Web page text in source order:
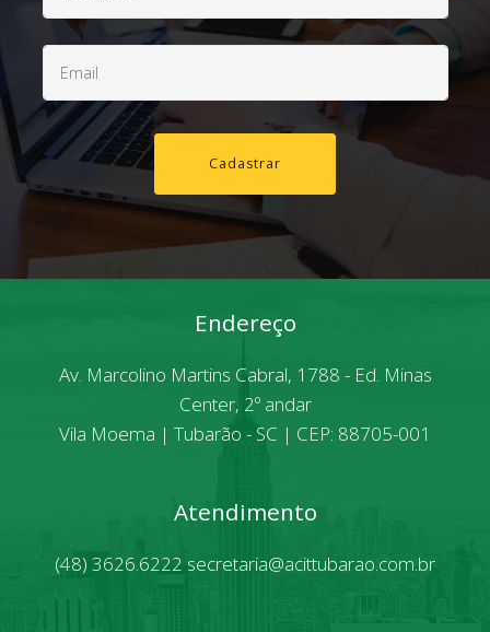
Cadastrar
Endereço
Av. Marcolino Martins Cabral, 1788 - Ed. Minas
Center, 2º andar
Vila Moema | Tubarão - SC | CEP: 88705-001
Atendimento
(48) 3626.6222 secretaria@acittubarao.com.br